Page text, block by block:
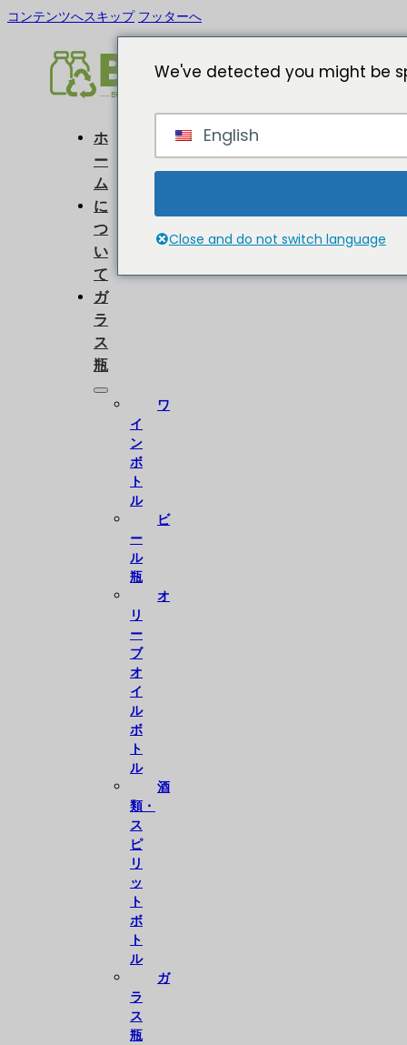
コンテンツへスキップ フッターへ
ホ
ー
ム
に
つ
い
て
ガ
ラ
ス
瓶
ワ
イ
ン
ボ
ト
ル
ビ
ー
ル
瓶
オ
リ
ー
ブ
オ
イ
ル
ボ
ト
ル
酒
類・
ス
ピ
リ
ッ
ト
ボ
ト
ル
ガ
ラ
ス
瓶
We've detected you might be
English
Close and do not switch language